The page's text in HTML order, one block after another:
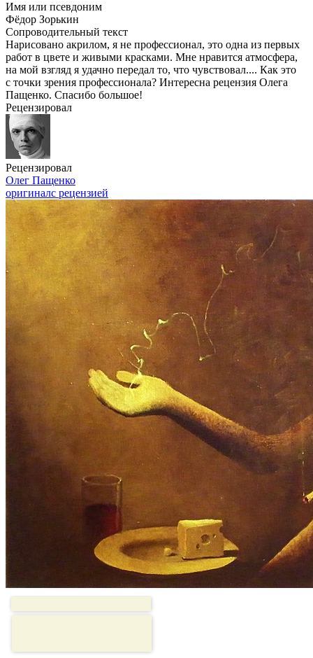
Имя или псевдоним
Фёдор Зорькин
Сопроводительный текст
Нарисовано акрилом, я не профессионал, это одна из первых
работ в цвете и живыми красками. Мне нравится атмосфера,
на мой взгляд я удачно передал то, что чувствовал.... Как это
с точки зрения профессионала? Интересна рецензия Олега
Пащенко. Спасибо большое!
Рецензировал
Рецензировал
Олег Пащенко
оригиналс рецензией